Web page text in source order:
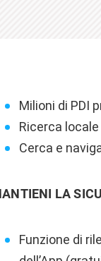
Milioni di PDI
Ricerca
Cerca e
LA
Funzione di